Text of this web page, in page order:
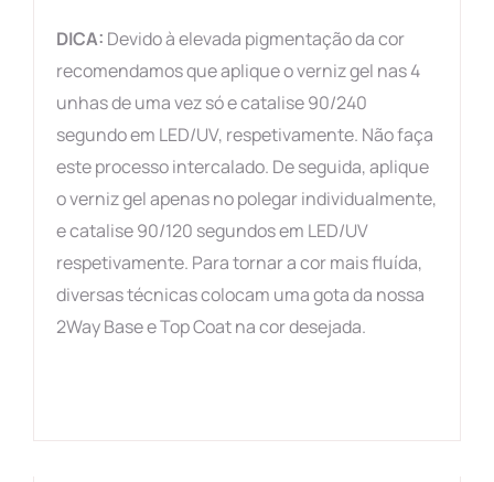
DICA: Devido à elevada pigmentação da cor
recomendamos que aplique o verniz gel nas 4
unhas de uma vez só e catalise 90/240
segundo em LED/UV, respetivamente. Não faça
este processo intercalado. De seguida, aplique
o verniz gel apenas no polegar individualmente,
e catalise 90/120 segundos em LED/UV
respetivamente. Para tornar a cor mais fluída,
diversas técnicas colocam uma gota da nossa
2Way Base e Top Coat na cor desejada.